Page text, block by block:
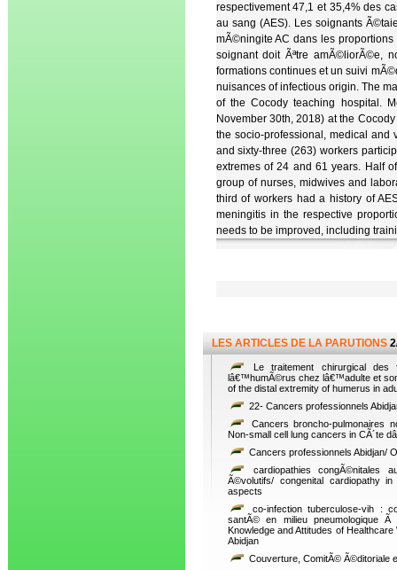
respectivement 47,1 et 35,4% des
au sang (AES). Les soignants
mÃ©ningite AC dans les
soignant doit Ãªtre amÃ©liorÃ©e,
formations continues et un suivi
nuisances of infectious origin. The
of the Cocody teaching hospital.
November 30th, 2018) at the
the socio-professional, medical and
and sixty-three (263) workers
extremes of 24 and 61 years. Half
group of nurses, midwives and
third of workers had a history of
meningitis in the respective
needs to be improved, including
LES ARTICLES DE LA PARUTIONS
Le traitement chirurgical
lâ€™humÃ©rus chez lâ€™adulte et
of the distal extremity of humerus in
22- Cancers professionnels
Cancers broncho-pulmonaires
Non-small cell lung cancers in CÃ´te
Cancers professionnels Abidjan/
cardiopathies congÃ©nitales
Ã©volutifs/ congenital cardiopathy
aspects
co-infection tuberculose-vih :
santÃ© en milieu pneumologique
Knowledge and Attitudes of
Abidjan
Couverture, ComitÃ© Ã©ditoriale